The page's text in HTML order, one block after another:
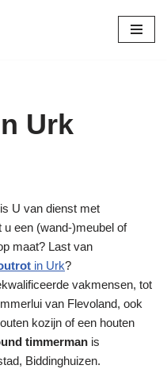
Urk
U van dienst met
een (wand-)meubel of
maat? Last van
in Urk?
vakmensen, tot
van Flevoland, ook
kozijn of een houten
timmerman is
Biddinghuizen.